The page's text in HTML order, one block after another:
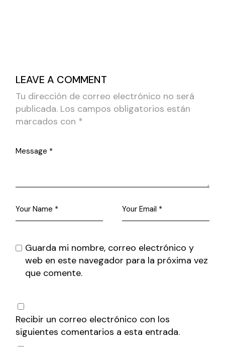
LEAVE A COMMENT
Tu dirección de correo electrónico no será
publicada. Los campos obligatorios están
marcados con *
Guarda mi nombre, correo electrónico y
web en este navegador para la próxima vez
que comente.
Recibir un correo electrónico con los
siguientes comentarios a esta entrada.